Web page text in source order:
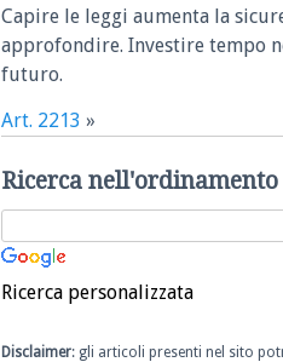
Capire le leggi aumenta la
approfondire. Investire tempo
futuro.
Art. 2213 »
Ricerca
Ricerca personalizzata
Disclaimer: gli articoli presenti nel sito